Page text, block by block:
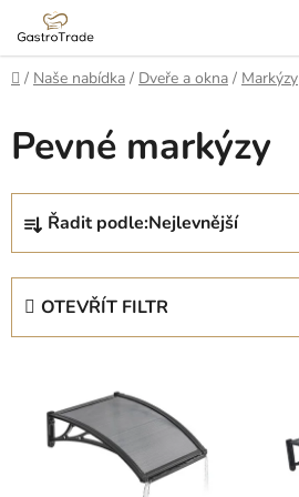
obsah
Domů
/ Naše nabídka / Dveře a okna / Markýzy
Pevné markýzy
Ř
z
Řadit podle:Nejlevnější
OTEVŘÍT FILTR